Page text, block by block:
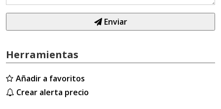
Enviar
Herramientas
Añadir a favoritos
Crear alerta precio